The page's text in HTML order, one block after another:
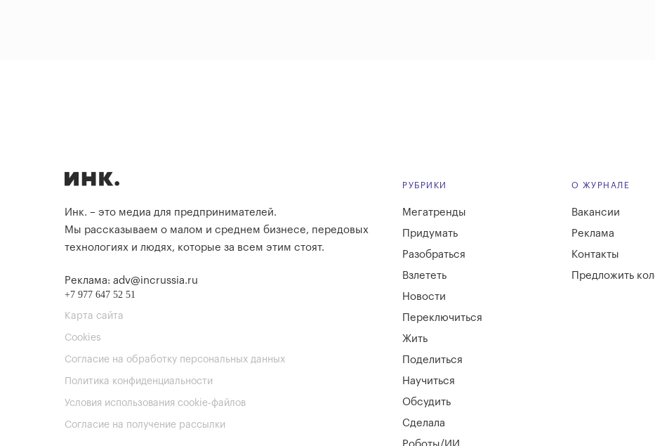
Инк. – это медиа для предпринимателей.
Мы рассказываем о малом и среднем бизнесе, передовых
технологиях и людях, которые за всем этим стоят.
Реклама: adv@incrussia.ru
+7 977 647 52 51
Карта сайта
Cookies
Согласие на обработку персональных данных
Политика конфиденциальности
Условия использования cookie-файлов
Согласие на получение рассылки
РУБРИКИ
Мегатренды
Придумать
Разобраться
Взлететь
Новости
Переключиться
Жить
Поделиться
Научиться
Обсудить
Сделала
О ЖУРНАЛЕ
Вакансии
Реклама
Контакты
Предложить